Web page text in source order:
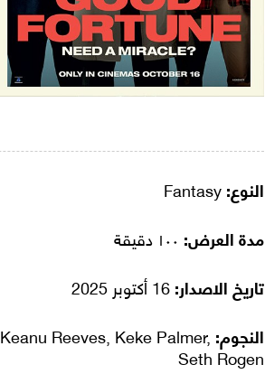
النوع:
مدة العرض:
تاريخ الاصدار:
النجوم: Keanu Reeves, Keke Palmer,
Seth Rogen